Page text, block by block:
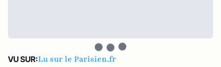
VU SUR:Lu sur le Parisien.fr